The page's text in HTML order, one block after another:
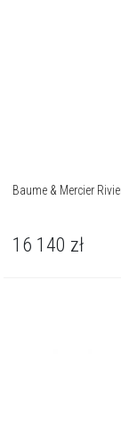
Baume & Mercier
16 140 zł